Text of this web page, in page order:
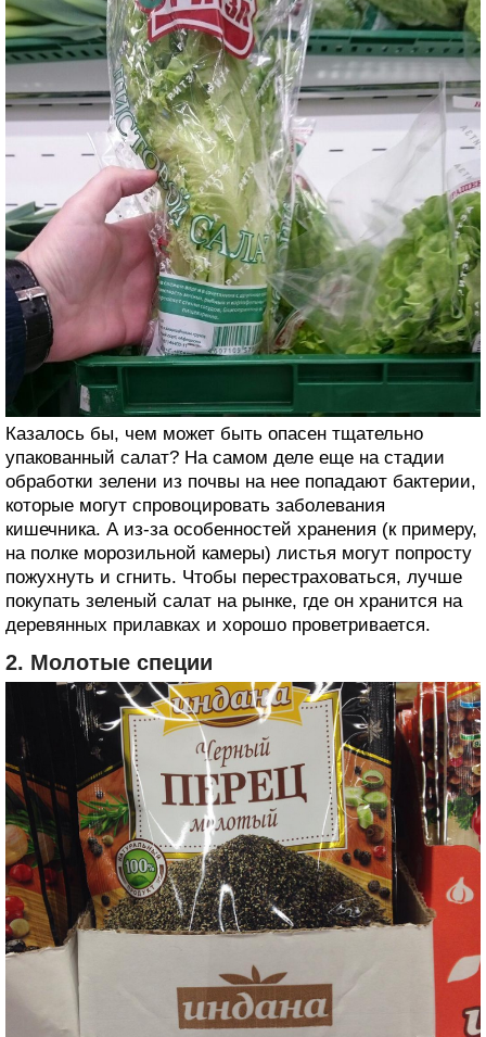
Казалось бы, чем может быть опасен тщательно
упакованный салат? На самом деле еще на стадии
обработки зелени из почвы на нее попадают бактерии,
которые могут спровоцировать заболевания
кишечника. А из-за особенностей хранения (к примеру,
на полке морозильной камеры) листья могут попросту
пожухнуть и сгнить. Чтобы перестраховаться, лучше
покупать зеленый салат на рынке, где он хранится на
деревянных прилавках и хорошо проветривается.
2. Молотые специи